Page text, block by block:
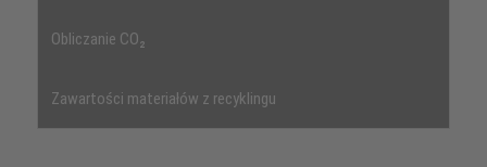
Obliczanie CO₂
Zawartości materiałów z recyklingu